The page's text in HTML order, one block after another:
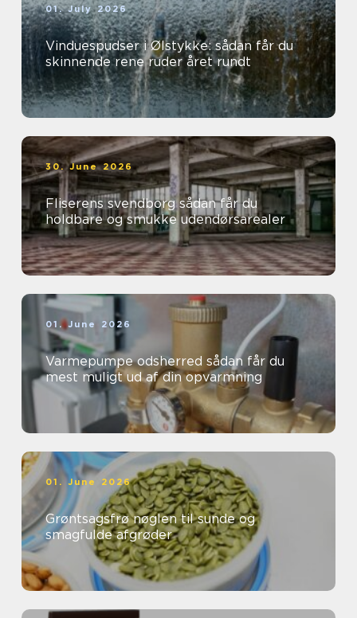
01. July 2026
Vinduespudser i Ølstykke: sådan får du
skinnende rene ruder året rundt
30. June 2026
Fliserens svendborg sådan får du
holdbare og smukke udendørsarealer
01. June 2026
Varmepumpe odsherred sådan får du
mest muligt ud af din opvarmning
01. June 2026
Grøntsagsfrø nøglen til sunde og
smagfulde afgrøder